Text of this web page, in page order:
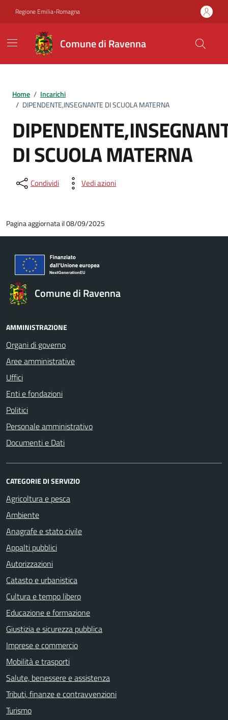
Regione Emilia-Romagna
Comune di Ravenna
Home / Incarichi
/ DIPENDENTE,INSEGNANTE DI SCUOLA MATERNA
DI SCUOLA MATERNA
Condividi Vedi azioni
Pagina aggiornata il 08/09/2025
Comune di Ravenna
AMMINISTRAZIONE
Organi di governo
Aree amministrative
Uffici
Enti e fondazioni
Politici
Personale amministrativo
Documenti e Dati
CATEGORIE DI SERVIZIO
Agricoltura e pesca
Ambiente
Anagrafe e stato civile
Appalti pubblici
Autorizzazioni
Catasto e urbanistica
Cultura e tempo libero
Educazione e formazione
Giustizia e sicurezza pubblica
Imprese e commercio
Mobilità e trasporti
Salute, benessere e assistenza
Tributi, finanze e contravvenzioni
Turismo